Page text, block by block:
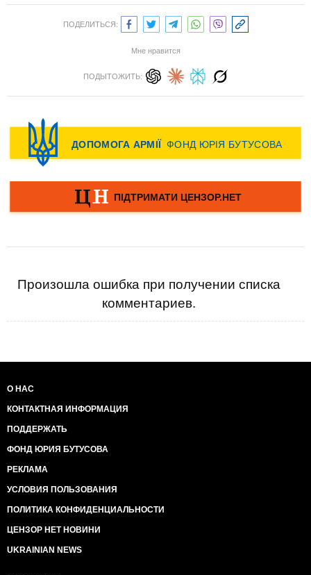
ПОДЕЛИТЬСЯ:
Мне нравится
ПОДЫТОЖИТЬ:
Произошла ошибка при получении списка
комментариев.
О НАС
КОНТАКТНАЯ ИНФОРМАЦИЯ
ПОДДЕРЖАТЬ
ФОНД ЮРИЯ БУТУСОВА
РЕКЛАМА
УСЛОВИЯ ПОЛЬЗОВАНИЯ
ПОЛИТИКА КОНФИДЕНЦИАЛЬНОСТИ
ЦЕНЗОР НЕТ НОВИНИ
UKRAINIAN NEWS